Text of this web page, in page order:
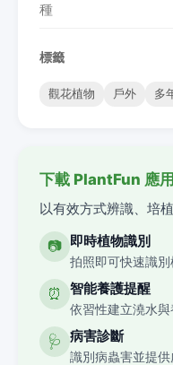
種
標籤
觀花植物 戶外 多
下載 PlantFun 應用
以有效方式辨識、培
📷 即時植物識別
拍照即可快速識別
⏰ 智能養護提醒
依習性建立澆水與
🩺 病害診斷
識別病蟲害並提供